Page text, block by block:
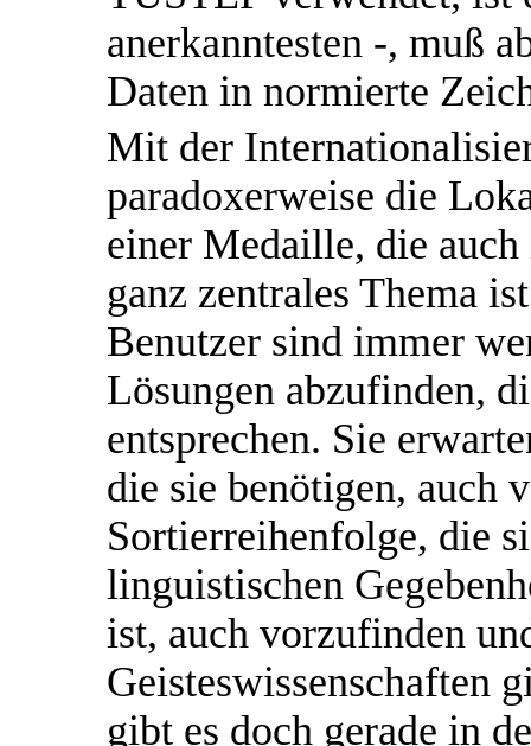
anerkanntesten -, muß
Daten in normierte
Mit der
paradoxerweise die
einer Medaille, die
ganz zentrales Thema
Benutzer sind immer
Lösungen abzufinden,
entsprechen. Sie
die sie benötigen, auch
Sortierreihenfolge, die
linguistischen
ist, auch vorzufinden
Geisteswissenschaften
gibt es doch gerade in